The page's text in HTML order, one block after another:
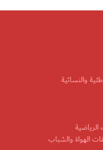
والنسائية
الرياضية
الهواة والشباب